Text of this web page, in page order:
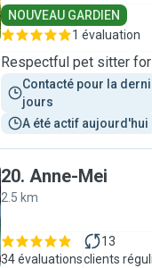
NOUVEAU GARDIEN
1 évaluation
Respectful pet sitter for
Contacté pour la
jours
A été actif aujourd'hui
20. Anne-Mei
2.5 km
34 évaluations
13
clients